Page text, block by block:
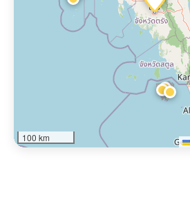
100 km